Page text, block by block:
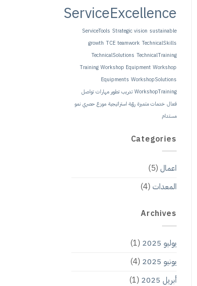
ServiceExcellence
ServiceTools Strategic vision sustainable
growth TCE teamwork TechnicalSkills
TechnicalSolutions TechnicalTraining
Training Workshop Equipment Workshop
Equipments WorkshopSolutions
WorkshopTraining تدريب تطوير مهارات تواصل
فعال خدمات متميزة رؤية استراتيجية موزع حصري نمو
مستدام
Categories
اعمال (5)
المعدات (4)
Archives
يوليو 2025
(1)
يونيو 2025
(4)
أبريل 2025
(1)